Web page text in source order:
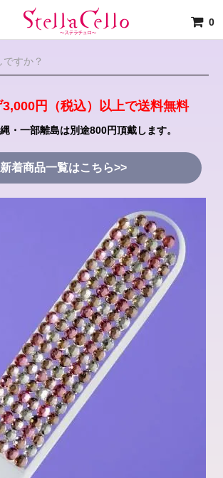
0
円（税込）以上で送料無料
・一部離島は別途800円頂戴します。
新着商品一覧はこちら>>